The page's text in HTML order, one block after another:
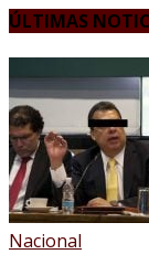
ÚLTIMAS
Nacional